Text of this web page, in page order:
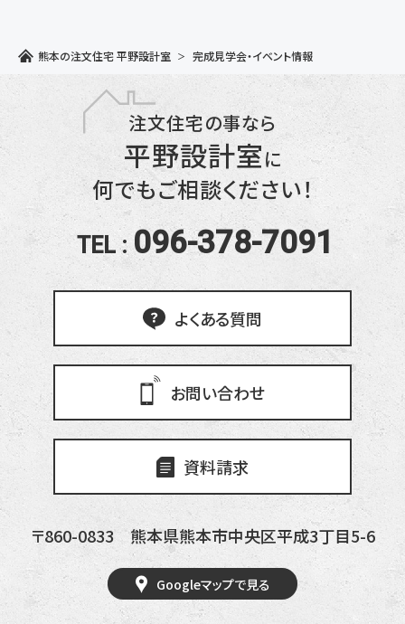
熊本の注文住宅 平野設計室 完成見学会・イベント情報
注文住宅の事なら
平野設計室に
何でもご相談ください！
TEL : 096-378-7091
よくある質問
お問い合わせ
資料請求
〒860-0833熊本県熊本市中央区平成3丁目5-6
Googleマップで見る